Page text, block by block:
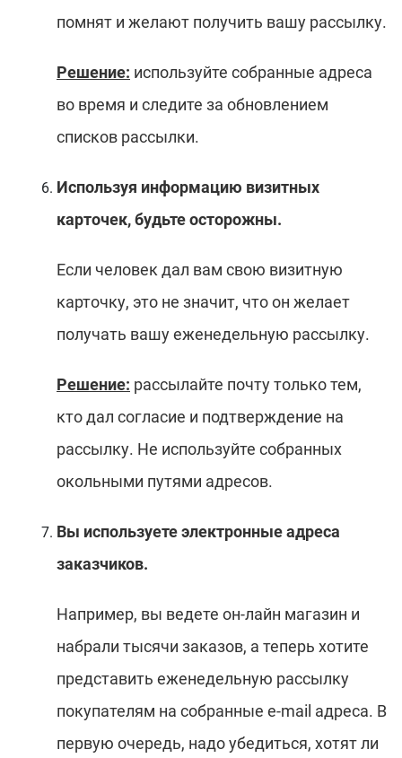
помнят и желают получить вашу рассылку.
Решение: используйте собранные адреса
во время и следите за обновлением
списков рассылки.
Используя информацию визитных
карточек, будьте осторожны.
Если человек дал вам свою визитную
карточку, это не значит, что он желает
получать вашу еженедельную рассылку.
Решение: рассылайте почту только тем,
кто дал согласие и подтверждение на
рассылку. Не используйте собранных
окольными путями адресов.
Вы используете электронные адреса
заказчиков.
Например, вы ведете он-лайн магазин и
набрали тысячи заказов, а теперь хотите
представить еженедельную рассылку
покупателям на собранные e-mail адреса. В
первую очередь, надо убедиться, хотят ли